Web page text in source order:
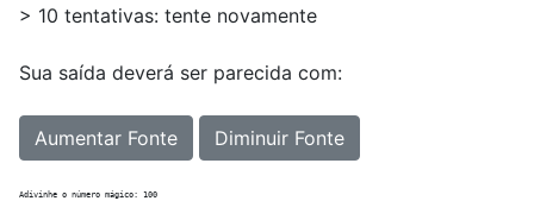
> 10 tentativas: tente novamente
Sua saída deverá ser parecida com:
Aumentar Fonte Diminuir Fonte
Adivinhe o número mágico: 100